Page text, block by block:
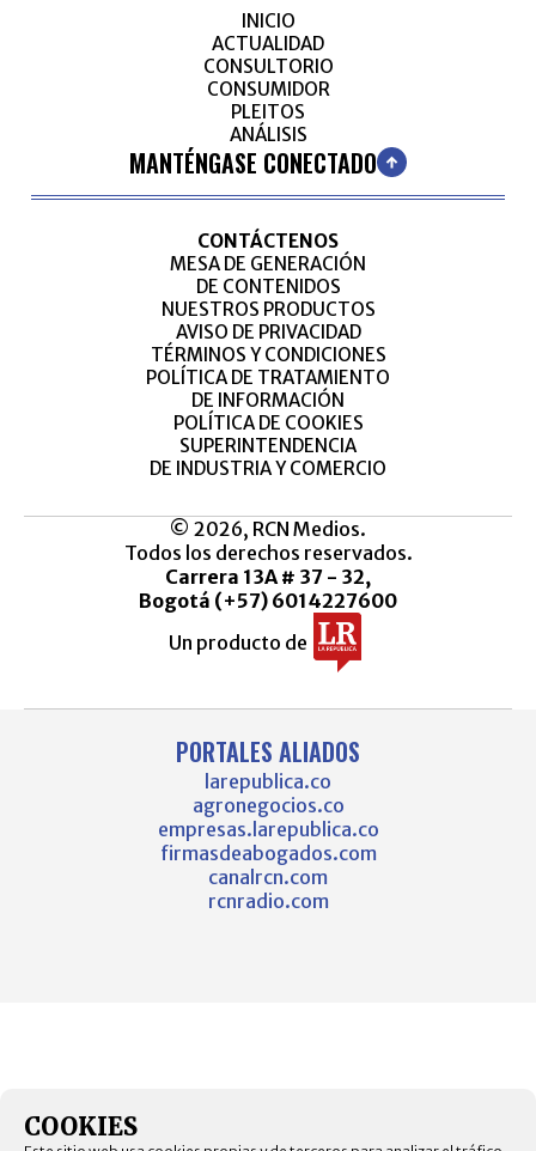
INICIO
ACTUALIDAD
CONSULTORIO
CONSUMIDOR
PLEITOS
ANÁLISIS
MANTÉNGASE CONECTADO
CONTÁCTENOS
MESA DE GENERACIÓN
DE CONTENIDOS
NUESTROS PRODUCTOS
AVISO DE PRIVACIDAD
TÉRMINOS Y CONDICIONES
POLÍTICA DE TRATAMIENTO
DE INFORMACIÓN
POLÍTICA DE COOKIES
SUPERINTENDENCIA
DE INDUSTRIA Y COMERCIO
© 2026, RCN Medios.
Todos los derechos reservados.
Carrera 13A # 37 - 32,
Bogotá (+57) 6014227600
Un producto de
PORTALES ALIADOS
larepublica.co
agronegocios.co
empresas.larepublica.co
firmasdeabogados.com
canalrcn.com
rcnradio.com
COOKIES